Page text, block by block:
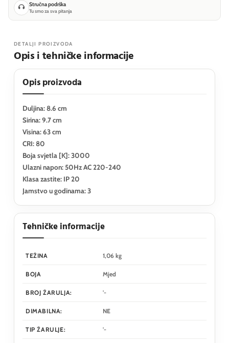
Stručna podrška
Tu smo za sva pitanja
DETALJI PROIZVODA
Opis i tehničke informacije
Opis proizvoda
Duljina: 8.6 cm
Sirina: 9.7 cm
Visina: 63 cm
CRI: 80
Boja svjetla [K]: 3000
Ulazni napon: 50Hz AC 220-240
Klasa zastite: IP 20
Jamstvo u godinama: 3
Tehničke informacije
TEŽINA 1,06 kg
BOJA Mjed
BROJ ŽARULJA: '-
DIMABILNA: NE
TIP ŽARULJE: '-